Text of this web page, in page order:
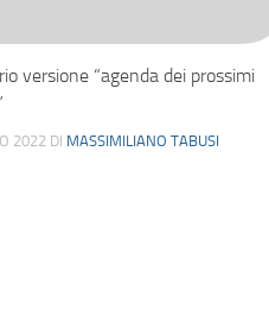
versione “agenda dei prossimi
2022 DI MASSIMILIANO TABUSI